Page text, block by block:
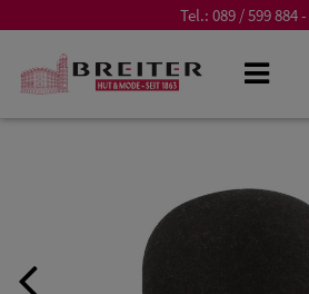
Tel.: 089 / 599 884